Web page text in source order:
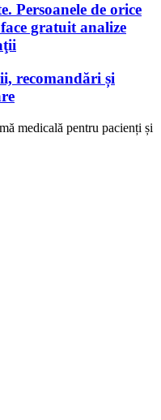
Persoanele de orice
gratuit analize
recomandări și
medicală pentru pacienți și